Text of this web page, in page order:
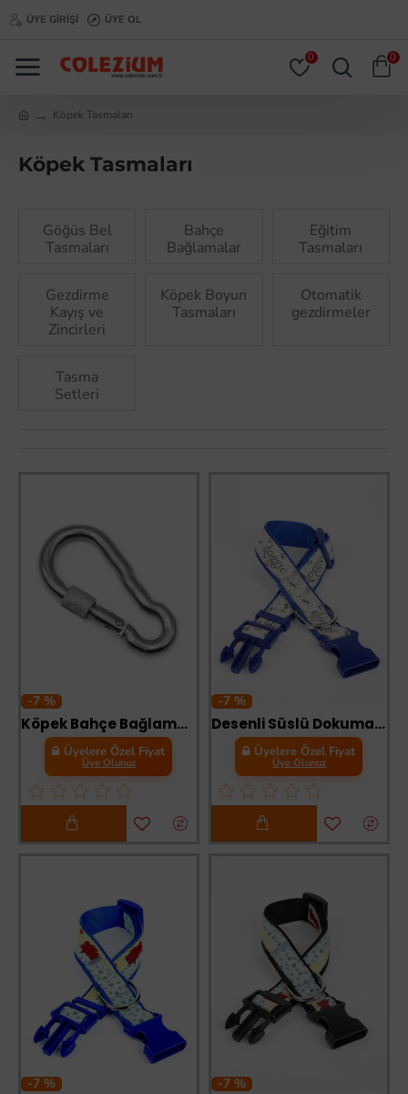
ÜYE GIRIŞI ÜYE OL
0 0
Köpek Tasmaları
Köpek Tasmaları
Göğüs Bel
Tasmaları
Bahçe
Bağlamalar
Eğitim
Tasmaları
Gezdirme
Kayış ve
Zincirleri
Köpek Boyun
Tasmaları
Otomatik
gezdirmeler
Tasma
Setleri
-7 %
Köpek Bahçe Bağlama Yaylı Karabina Vidalı 4 mm
Üyelere Özel Fiyat
Üye Olunuz
-7 %
Desenli Süslü Dokuma Köpek Boyun Tasması 1,5 x 25-40 cm Mavi
Üyelere Özel Fiyat
Üye Olunuz
-7 % -7 %